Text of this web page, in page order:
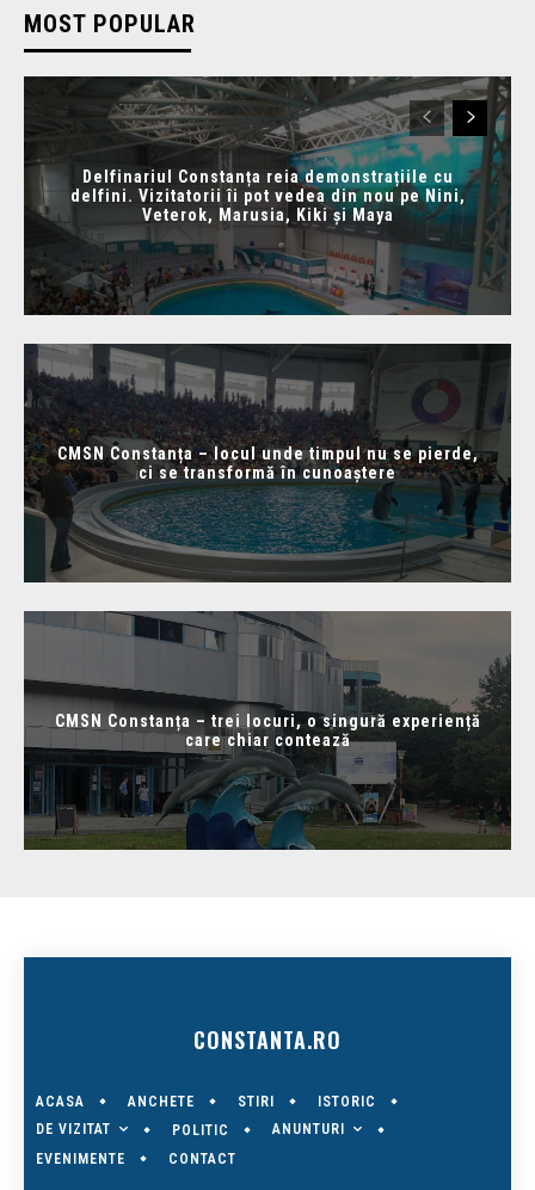
MOST POPULAR
Delfinariul Constanța reia demonstrațiile cu
delfini. Vizitatorii îi pot vedea din nou pe Nini,
Veterok, Marusia, Kiki și Maya
CMSN Constanța – locul unde timpul nu se pierde,
ci se transformă în cunoaștere
CMSN Constanța – trei locuri, o singură experiență
care chiar contează
CONSTANTA.RO
ACASA ANCHETE STIRI
ISTORIC
DE VIZITAT
POLITIC
ANUNTURI
EVENIMENTE
CONTACT